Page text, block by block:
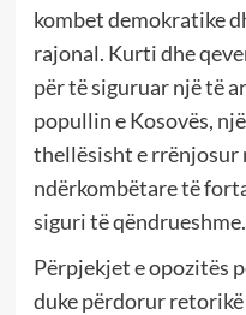
kombet demokratike
rajonal. Kurti dhe
për të siguruar një të
popullin e Kosovës,
thellësisht e
ndërkombëtare të
siguri të qëndrueshme.
Përpjekjet e opozitës
duke përdorur